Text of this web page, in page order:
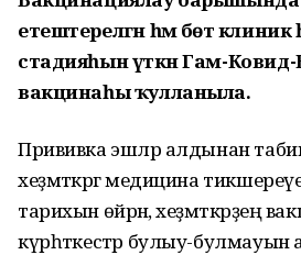
етештерелгән һәм бөтә
стадияһын үткән Гам-
вакцинаһы ҡулланыла.
Прививка эшләр алдынан
хеҙмәткәргә медицина
тарихын өйрәнә, хеҙмәткәрҙең
күрһәткестәр булыу-